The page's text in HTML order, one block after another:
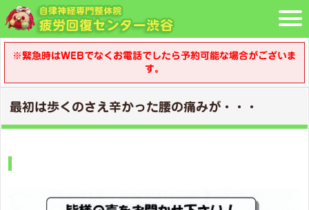
※緊急時はWEBでなくお電話でしたら予約可能な場合がございま
す。
最初は歩くのさえ辛かった腰の痛みが・・・